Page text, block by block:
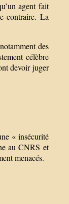
agent fait
contraire. La
des
célèbre
devoir juger
« insécurité
au CNRS et
menacés.